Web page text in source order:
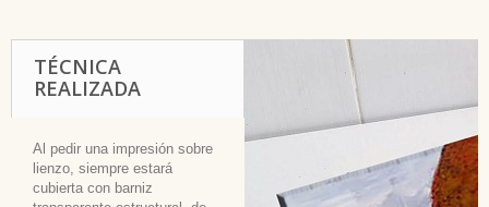
TÉCNICA
REALIZADA
Al pedir una impresión sobre
lienzo, siempre estará
cubierta con barniz